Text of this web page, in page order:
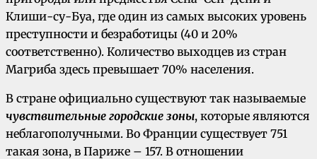
Клиши-су-Буа, где один из самых высоких уровень
преступности и безработицы (40 и 20%
соответственно). Количество выходцев из стран
Магриба здесь превышает 70% населения.
В стране официально существуют так называемые
чувствительные городские зоны, которые являются
неблагополучными. Во Франции существует 751
такая зона, в Париже – 157. В отношении